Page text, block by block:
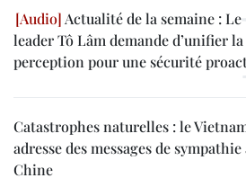
Actualité de la semaine : Le
leader Tô Lâm demande d’unifier la
perception pour une sécurité
Catastrophes naturelles : le
adresse des messages de sympathie
Chine